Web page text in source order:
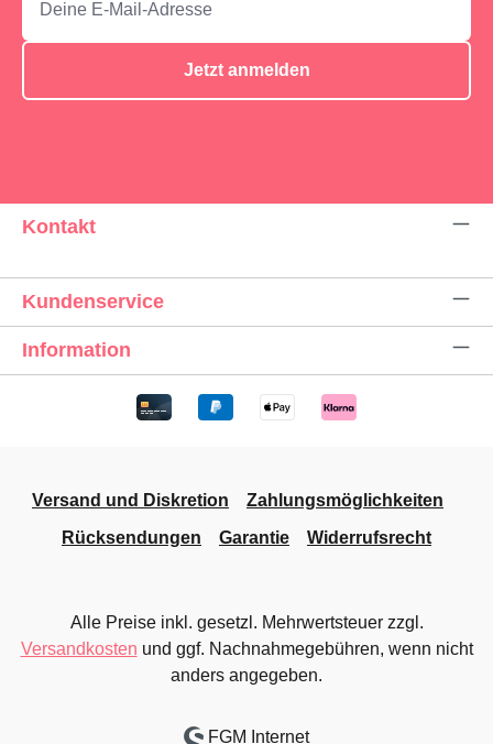
Jetzt anmelden
Kontakt
Kundenservice
Information
Versand und Diskretion
Zahlungsmöglichkeiten
Rücksendungen
Garantie Widerrufsrecht
Alle Preise inkl. gesetzl. Mehrwertsteuer zzgl.
Versandkosten und ggf. Nachnahmegebühren, wenn nicht
anders angegeben.
FGM Internet